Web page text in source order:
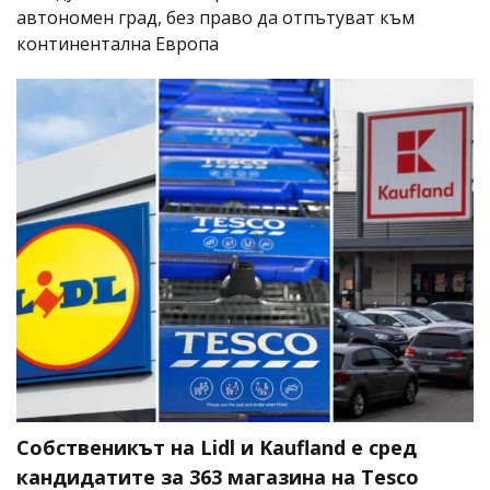
автономен град, без право да отпътуват към
континентална Европа
Собственикът на Lidl и Kaufland е сред
кандидатите за 363 магазина на Tesco